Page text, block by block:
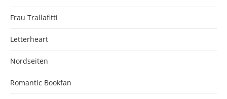
Frau Trallafitti
Letterheart
Nordseiten
Romantic Bookfan